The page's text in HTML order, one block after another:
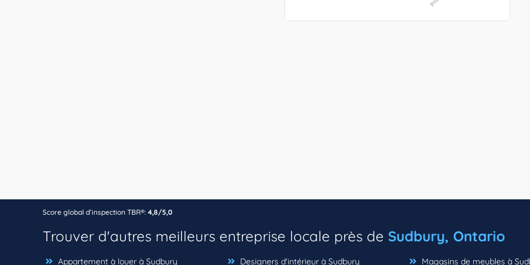
Score global d’inspection TBR®: 4,8/5,0
Trouver d'autres meilleurs entreprise locale près de Sudbury, Ontario
Appartement à louer à Sudbury Designers d'intérieur à Sudbury Magasins de meubles à